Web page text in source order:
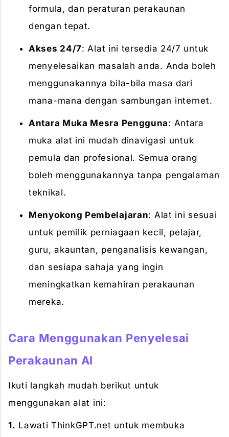
formula, dan peraturan perakaunan
dengan tepat.
Akses 24/7: Alat ini tersedia 24/7 untuk
menyelesaikan masalah anda. Anda boleh
menggunakannya bila-bila masa dari
mana-mana dengan sambungan internet.
Antara Muka Mesra Pengguna: Antara
muka alat ini mudah dinavigasi untuk
pemula dan profesional. Semua orang
boleh menggunakannya tanpa pengalaman
teknikal.
Menyokong Pembelajaran: Alat ini sesuai
untuk pemilik perniagaan kecil, pelajar,
guru, akauntan, penganalisis kewangan,
dan sesiapa sahaja yang ingin
meningkatkan kemahiran perakaunan
mereka.
Cara Menggunakan Penyelesai
Perakaunan AI
Ikuti langkah mudah berikut untuk
menggunakan alat ini:
1. Lawati ThinkGPT.net untuk membuka